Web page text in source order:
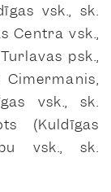
vsk., sk.
Centra vsk.,
psk.,
vsk., sk.
(Kuldīgas
vsk., sk.